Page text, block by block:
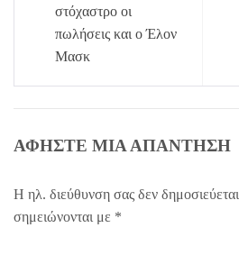
στόχαστρο οι
πωλήσεις και ο Έλον
Μασκ
ΑΦΉΣΤΕ ΜΙΑ ΑΠΆΝΤΗΣΗ
Η ηλ. διεύθυνση σας δεν
σημειώνονται με *